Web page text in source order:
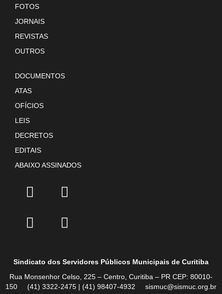
FOTOS
JORNAIS
REVISTAS
OUTROS
DOCUMENTOS
ATAS
OFÍCIOS
LEIS
DECRETOS
EDITAIS
ABAIXO ASSINADOS
Sindicato dos Servidores Públicos Municipais de Curitiba
Rua Monsenhor Celso, 225 – Centro, Curitiba – PR CEP: 80010-
150 (41) 3322-2475 | (41) 98407-4932 sismuc@sismuc.org.br